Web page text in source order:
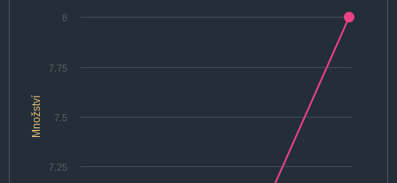
Množství
7.25
7.5
7.75
8